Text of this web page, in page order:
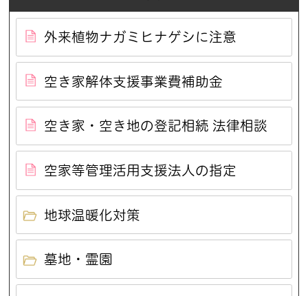
外来植物ナガミヒナゲシに注意
空き家解体支援事業費補助金
空き家・空き地の登記相続 法律相談
空家等管理活用支援法人の指定
地球温暖化対策
墓地・霊園